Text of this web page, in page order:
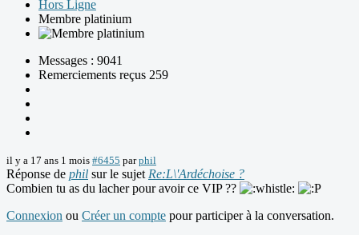
Hors Ligne
Membre platinium
Messages : 9041
Remerciements reçus 259
il y a 17 ans 1 mois #6455 parphil
Réponse de phil sur le sujet Re:L\'Ardéchoise ?
Combien tu as du lacher pour avoir ce VIP ??
Connexion ou Créer un compte pour participer à la conversation.